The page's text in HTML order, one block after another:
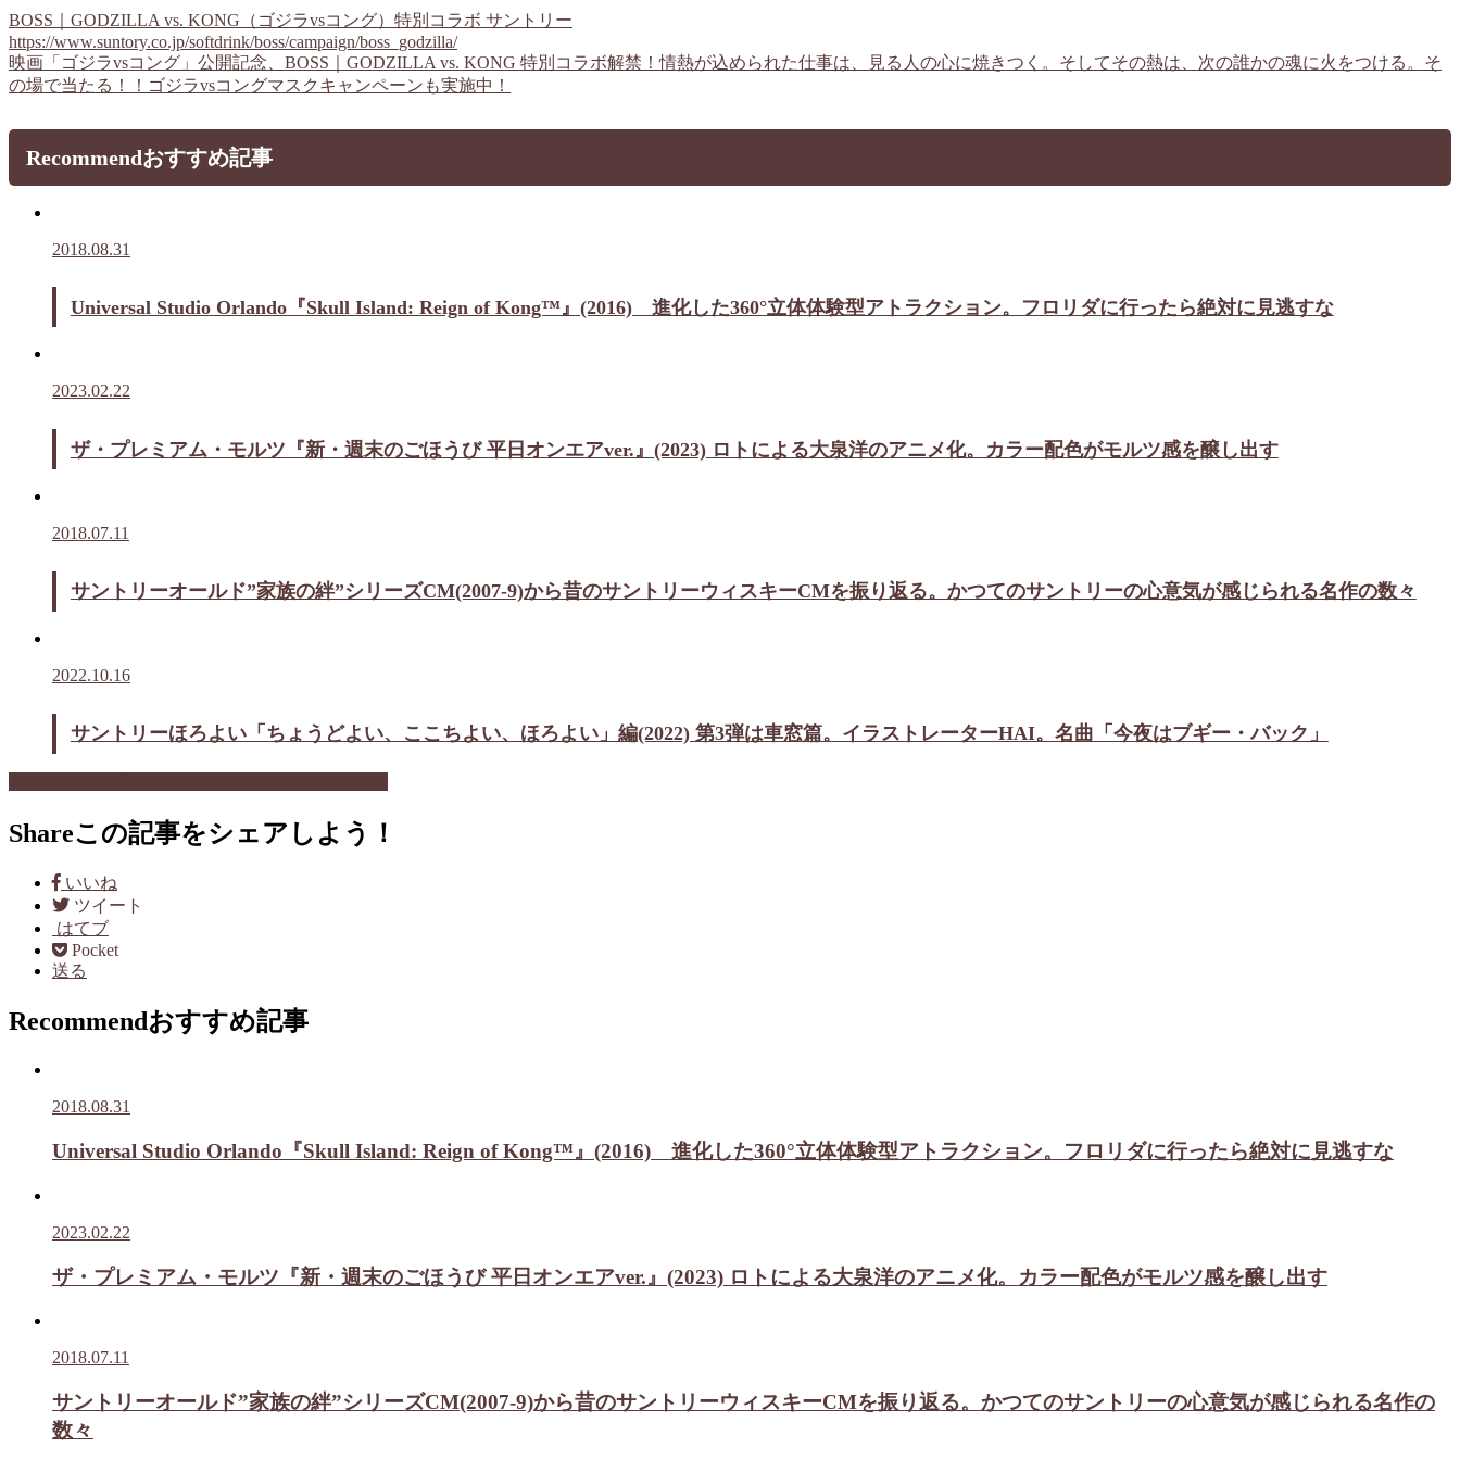
BOSS｜GODZILLA vs. KONG（ゴジラvsコング）特別コラボ サントリー
https://www.suntory.co.jp/softdrink/boss/campaign/boss_godzilla/
映画「ゴジラvsコング」公開記念、BOSS｜GODZILLA vs. KONG 特別コラボ解禁！情熱が込められた仕事は、見る人の心に焼きつく。そしてその熱は、次の誰かの魂に火をつける。そ
の場で当たる！！ゴジラvsコングマスクキャンペーンも実施中！
Recommendおすすめ記事
2018.08.31
Universal Studio Orlando『Skull Island: Reign of Kong™』(2016) 進化した360°立体体験型アトラクション。フロリダに行ったら絶対に見逃すな
2023.02.22
ザ・プレミアム・モルツ『新・週末のごほうび 平日オンエアver.』(2023) ロトによる大泉洋のアニメ化。カラー配色がモルツ感を醸し出す
2018.07.11
サントリーオールド”家族の絆”シリーズCM(2007-9)から昔のサントリーウィスキーCMを振り返る。かつてのサントリーの心意気が感じられる名作の数々
2022.10.16
サントリーほろよい「ちょうどよい、ここちよい、ほろよい」編(2022) 第3弾は車窓篇。イラストレーターHAI。名曲「今夜はブギー・バック」
Shareこの記事をシェアしよう！
いいね
ツイート
はてブ
Pocket
送る
Recommendおすすめ記事
2018.08.31
Universal Studio Orlando『Skull Island: Reign of Kong™』(2016) 進化した360°立体体験型アトラクション。フロリダに行ったら絶対に見逃すな
2023.02.22
ザ・プレミアム・モルツ『新・週末のごほうび 平日オンエアver.』(2023) ロトによる大泉洋のアニメ化。カラー配色がモルツ感を醸し出す
2018.07.11
サントリーオールド”家族の絆”シリーズCM(2007-9)から昔のサントリーウィスキーCMを振り返る。かつてのサントリーの心意気が感じられる名作の
数々